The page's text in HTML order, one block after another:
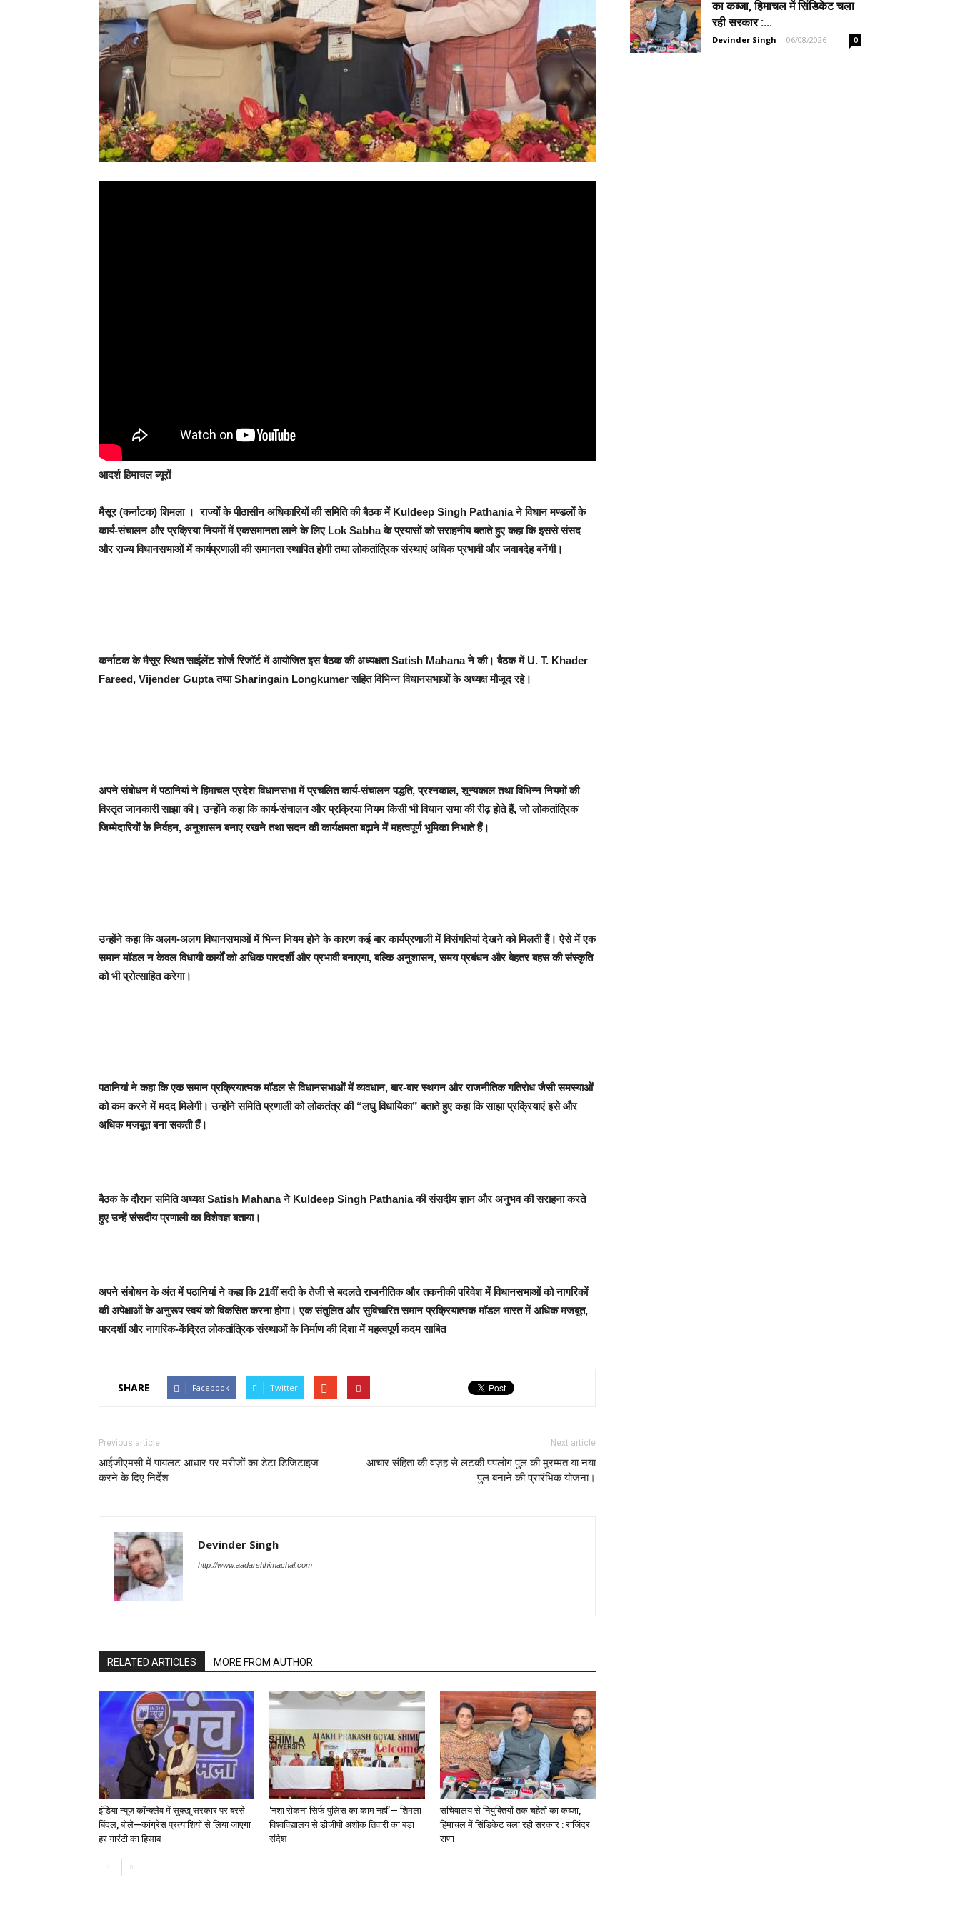
आदर्श हिमाचल ब्यूरों
मैसूर (कर्नाटक) शिमला। राज्यों के पीठासीन अधिकारियों की समिति की बैठक में Kuldeep Singh Pathania ने विधान मण्डलों के
कार्य-संचालन और प्रक्रिया नियमों में एकसमानता लाने के लिए Lok Sabha के प्रयासों को सराहनीय बताते हुए कहा कि इससे संसद
और राज्य विधानसभाओं में कार्यप्रणाली की समानता स्थापित होगी तथा लोकतांत्रिक संस्थाएं अधिक प्रभावी और जवाबदेह बनेंगी।
कर्नाटक के मैसूर स्थित साईलेंट शोर्ज रिजॉर्ट में आयोजित इस बैठक की अध्यक्षता Satish Mahana ने की। बैठक में U. T. Khader
Fareed, Vijender Gupta तथा Sharingain Longkumer सहित विभिन्न विधानसभाओं के अध्यक्ष मौजूद रहे।
अपने संबोधन में पठानियां ने हिमाचल प्रदेश विधानसभा में प्रचलित कार्य-संचालन पद्धति, प्रश्नकाल, शून्यकाल तथा विभिन्न नियमों की
विस्तृत जानकारी साझा की। उन्होंने कहा कि कार्य-संचालन और प्रक्रिया नियम किसी भी विधान सभा की रीढ़ होते हैं, जो लोकतांत्रिक
जिम्मेदारियों के निर्वहन, अनुशासन बनाए रखने तथा सदन की कार्यक्षमता बढ़ाने में महत्वपूर्ण भूमिका निभाते हैं।
उन्होंने कहा कि अलग-अलग विधानसभाओं में भिन्न नियम होने के कारण कई बार कार्यप्रणाली में विसंगतियां देखने को मिलती हैं। ऐसे में एक
समान मॉडल न केवल विधायी कार्यों को अधिक पारदर्शी और प्रभावी बनाएगा, बल्कि अनुशासन, समय प्रबंधन और बेहतर बहस की संस्कृति
को भी प्रोत्साहित करेगा।
पठानियां ने कहा कि एक समान प्रक्रियात्मक मॉडल से विधानसभाओं में व्यवधान, बार-बार स्थगन और राजनीतिक गतिरोध जैसी समस्याओं
को कम करने में मदद मिलेगी। उन्होंने समिति प्रणाली को लोकतंत्र की “लघु विधायिका” बताते हुए कहा कि साझा प्रक्रियाएं इसे और
अधिक मजबूत बना सकती हैं।
बैठक के दौरान समिति अध्यक्ष Satish Mahana ने Kuldeep Singh Pathania की संसदीय ज्ञान और अनुभव की सराहना करते
हुए उन्हें संसदीय प्रणाली का विशेषज्ञ बताया।
अपने संबोधन के अंत में पठानियां ने कहा कि 21वीं सदी के तेजी से बदलते राजनीतिक और तकनीकी परिवेश में विधानसभाओं को नागरिकों
की अपेक्षाओं के अनुरूप स्वयं को विकसित करना होगा। एक संतुलित और सुविचारित समान प्रक्रियात्मक मॉडल भारत में अधिक मजबूत,
पारदर्शी और नागरिक-केंद्रित लोकतांत्रिक संस्थाओं के निर्माण की दिशा में महत्वपूर्ण कदम साबित
SHARE Facebook Twitter
Previous article
आईजीएमसी में पायलट आधार पर मरीजों का डेटा डिजिटाइज
करने के दिए निर्देश
Next article
आचार संहिता की वज़ह से लटकी पपलोग पुल की मुरम्मत या नया
पुल बनाने की प्रारंभिक योजना।
Devinder Singh
http://www.aadarshhimachal.com
RELATED ARTICLES MORE FROM AUTHOR
इंडिया न्यूज़ कॉन्क्लेव में सुक्खू सरकार पर बरसे
बिंदल, बोले—कांग्रेस प्रत्याशियों से लिया जाएगा
हर गारंटी का हिसाब
‘नशा रोकना सिर्फ पुलिस का काम नहीं’— शिमला
विश्वविद्यालय से डीजीपी अशोक तिवारी का बड़ा
संदेश
सचिवालय से नियुक्तियों तक चहेतों का कब्जा,
हिमाचल में सिंडिकेट चला रही सरकार : राजिंदर
राणा
का कब्जा, हिमाचल में सिंडिकेट चला
रही सरकार :...
Devinder Singh - 06/08/2026 0